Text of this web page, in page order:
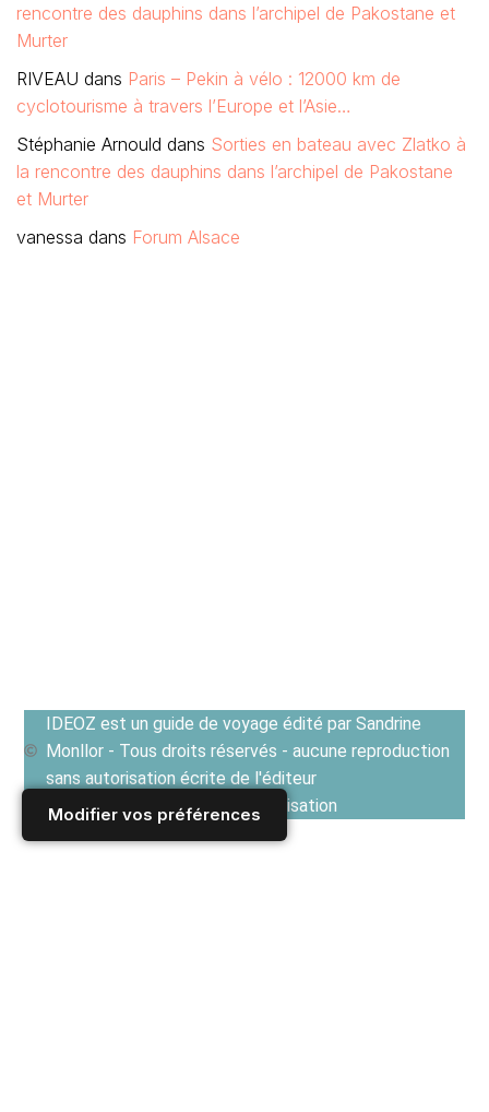
Modifier vos préférences
rencontre des dauphins dans l’archipel de Pakostane et
Murter
RIVEAU dans Paris – Pekin à vélo : 12000 km de
cyclotourisme à travers l’Europe et l’Asie…
Stéphanie Arnould dans Sorties en bateau avec Zlatko à
la rencontre des dauphins dans l’archipel de Pakostane
et Murter
vanessa dans Forum Alsace
IDEOZ est un guide de voyage édité par Sandrine
Monllor - Tous droits réservés - aucune reproduction
sans autorisation écrite de l'éditeur
Voir les Conditions générales d'utilisation